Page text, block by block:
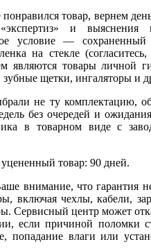
товар, вернем
и выяснения
условие —
на стекле
являются товары личной
щетки, ингаляторы и
не ту комплектацию,
без очередей и
в товарном виде с
товар: 90 дней.
внимание, что гарантия не
включая чехлы, кабели,
Сервисный центр может
если причиной поломки
попадание влаги или